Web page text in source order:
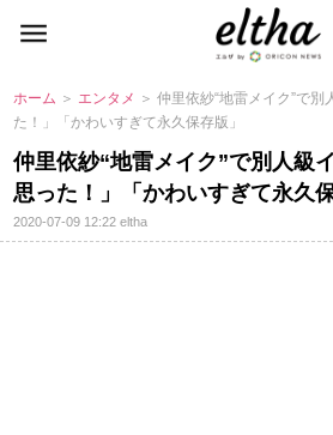
ホーム ＞ エンタメ ＞ 仲里依紗“地雷メイク”で
た！」「かわいすぎて永久保存版」
仲里依紗“地雷メイク”で別人級
思った！」「かわいすぎて永久保
2020-07-09 12:22eltha